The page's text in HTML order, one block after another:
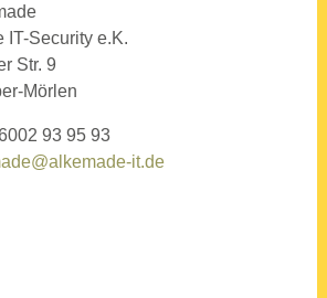
IT-Secu­ri­ty e.K.
Str. 9
Mör­len
93 95 93
it.de